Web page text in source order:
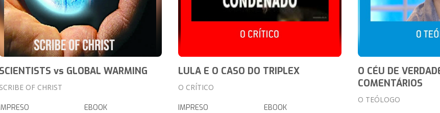
SCIENTISTS vs GLOBAL WARMING
SCRIBE OF CHRIST
EBOOK
LULA E O CASO DO TRIPLEX
O CRÍTICO
IMPRESO EBOOK
O CÉU DE
COMENTÁRIOS
O TEÓLOGO